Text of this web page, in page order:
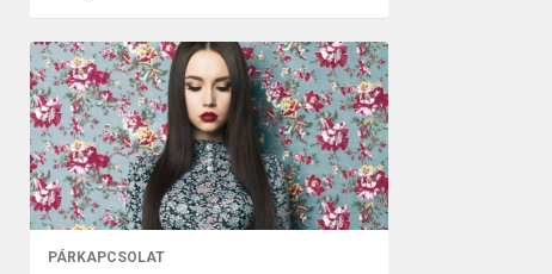
PÁRKAPCSOLAT